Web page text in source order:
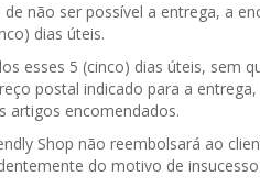
de não ser possível a entrega, a
dias úteis.
esses 5 (cinco) dias úteis, sem
postal indicado para a
artigos encomendados.
Shop não reembolsará ao
do motivo de